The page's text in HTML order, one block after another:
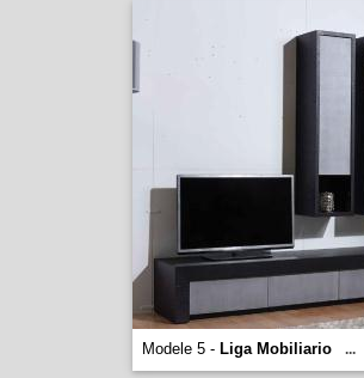
Modele 5 - Liga Mobiliario ...